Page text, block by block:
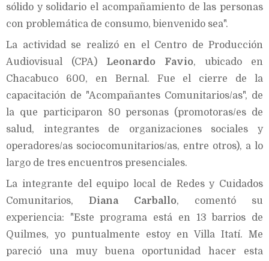
sólido y solidario el acompañamiento de las personas
con problemática de consumo, bienvenido sea".
La actividad se realizó en el Centro de Producción
Audiovisual (CPA) Leonardo Favio, ubicado en
Chacabuco 600, en Bernal. Fue el cierre de la
capacitación de "Acompañantes Comunitarios/as", de
la que participaron 80 personas (promotoras/es de
salud, integrantes de organizaciones sociales y
operadores/as sociocomunitarios/as, entre otros), a lo
largo de tres encuentros presenciales.
La integrante del equipo local de Redes y Cuidados
Comunitarios, Diana Carballo, comentó su
experiencia: "Este programa está en 13 barrios de
Quilmes, yo puntualmente estoy en Villa Itatí. Me
pareció una muy buena oportunidad hacer esta